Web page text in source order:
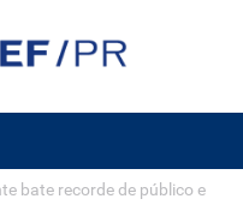
bate recorde de público e